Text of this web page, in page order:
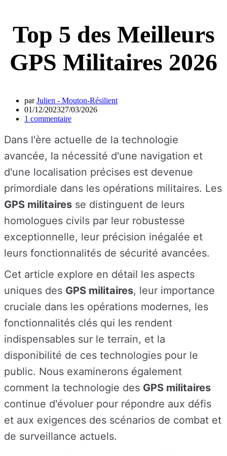
Top 5 des Meilleurs
GPS Militaires 2026
parJulien - Mouton-Résilient
01/12/202327/03/2026
1 commentaire
Dans l'ère actuelle de la technologie
avancée, la nécessité d'une navigation et
d'une localisation précises est devenue
primordiale dans les opérations militaires. Les
GPS militaires se distinguent de leurs
homologues civils par leur robustesse
exceptionnelle, leur précision inégalée et
leurs fonctionnalités de sécurité avancées.
Cet article explore en détail les aspects
uniques des GPS militaires, leur importance
cruciale dans les opérations modernes, les
fonctionnalités clés qui les rendent
indispensables sur le terrain, et la
disponibilité de ces technologies pour le
public. Nous examinerons également
comment la technologie des GPS militaires
continue d'évoluer pour répondre aux défis
et aux exigences des scénarios de combat et
de surveillance actuels.